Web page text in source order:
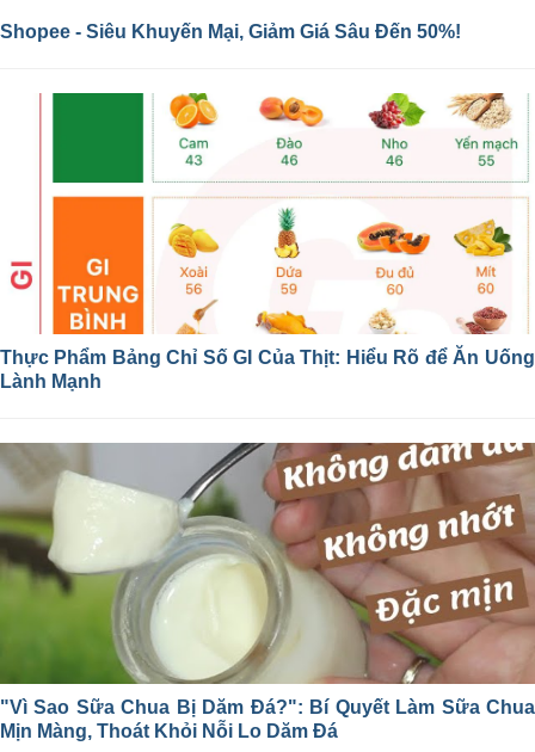
Shopee - Siêu Khuyến Mại, Giảm Giá Sâu Đến 50%!
Thực Phẩm Bảng Chỉ Số GI Của Thịt: Hiểu Rõ để Ăn Uống
Lành Mạnh
"Vì Sao Sữa Chua Bị Dăm Đá?": Bí Quyết Làm Sữa Chua
Mịn Màng, Thoát Khỏi Nỗi Lo Dăm Đá